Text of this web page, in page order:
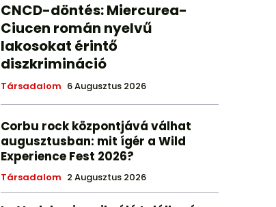
CNCD-döntés: Miercurea-
Ciucen román nyelvű
lakosokat érintő
diszkrimináció
Társadalom 6 Augusztus 2026
Corbu rock központjává válhat
augusztusban: mit ígér a Wild
Experience Fest 2026?
Társadalom 2 Augusztus 2026